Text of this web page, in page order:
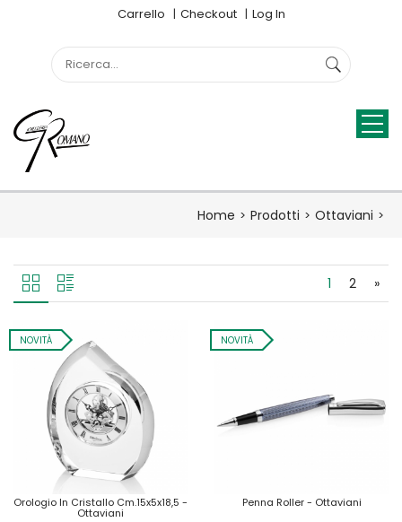
Carrello Checkout Log In
Home Prodotti Ottaviani
1 2 »
NOVITÀ
Orologio In Cristallo Cm.15x5x18,5 -
Ottaviani
NOVITÀ
Penna Roller - Ottaviani